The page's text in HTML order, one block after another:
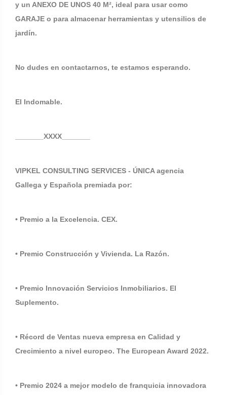
y un ANEXO DE UNOS 40 M², ideal para usar como
GARAJE o para almacenar herramientas y utensilios de
jardín.
No dudes en contactarnos, te estamos esperando.
El Indomable.
_______XXXX_______
VIPKEL CONSULTING SERVICES - ÚNICA agencia
Gallega y Española premiada por:
• Premio a la Excelencia. CEX.
• Premio Construcción y Vivienda. La Razón.
• Premio Innovación Servicios Inmobiliarios. El
Suplemento.
• Récord de Ventas nueva empresa en Calidad y
Crecimiento a nivel europeo. The European Award 2022.
• Premio 2024 a mejor modelo de franquicia innovadora